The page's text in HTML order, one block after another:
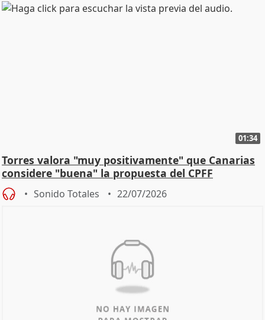
01:34
Torres valora "muy positivamente" que Canarias
considere "buena" la propuesta del CPFF
Sonido Totales 22/07/2026